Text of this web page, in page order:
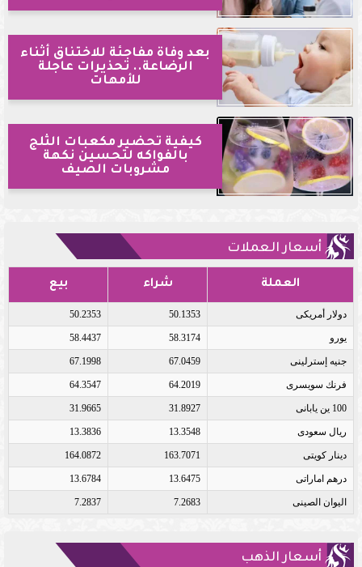
بعد وفاة مفاجئة للاختناق أثناء
الرضاعة.. تحذيرات عاجلة
للأمهات
كيفية تحضير مكعبات الثلج
بالفواكه لتحسين نكهة
مشروبات الصيف
أسعار العملات
العملة شراء بيع
دولار أمريكى 50.1353
50.2353
يورو 58.3174
58.4437
جنيه إسترلينى 67.0459
67.1998
فرنك سويسرى 64.2019
64.3547
100 ين يابانى 31.8927
31.9665
ريال سعودى 13.3548
13.3836
دينار كويتى 163.7071
164.0872
درهم اماراتى 13.6475
13.6784
اليوان الصينى 7.2683
7.2837
أسعار الذهب